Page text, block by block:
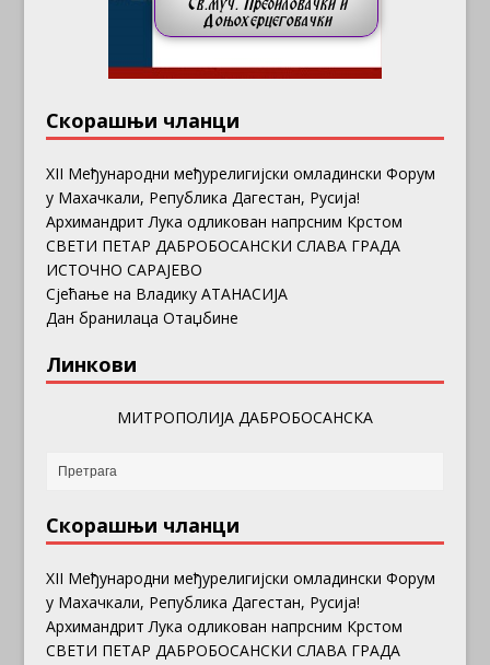
Скорашњи чланци
ХII Међународни међурелигијски омладински Форум
у Махачкали, Република Дагестан, Русија!
Архимандрит Лука одликован напрсним Крстом
СВЕТИ ПЕТАР ДАБРОБОСАНСКИ СЛАВА ГРАДА
ИСТОЧНО САРАЈЕВО
Сјећање на Владику АТАНАСИЈА
Дан бранилаца Отаџбине
Линкови
МИТРОПОЛИЈА ДАБРОБОСАНСКА
Скорашњи чланци
ХII Међународни међурелигијски омладински Форум
у Махачкали, Република Дагестан, Русија!
Архимандрит Лука одликован напрсним Крстом
СВЕТИ ПЕТАР ДАБРОБОСАНСКИ СЛАВА ГРАДА